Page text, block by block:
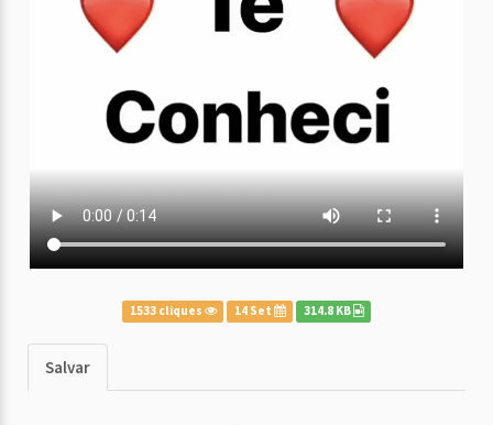
1533 cliques 14 Set 314.8 KB
Salvar